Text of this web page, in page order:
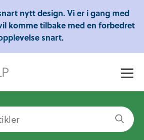
fra Conta - Lær om regnskap,
og mye mer!
nytt design. Vi er i gang med
komme tilbake med en forbedret
snart.